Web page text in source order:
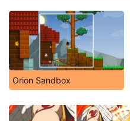
Orion Sandbox